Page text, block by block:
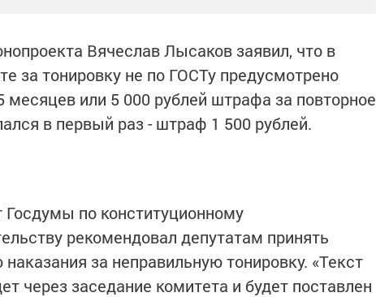
Вячеслав Лысаков заявил, что в
за тонировку не по ГОСТу предусмотрено
или 5 000 рублей штрафа за повторное
в первый раз - штраф 1 500 рублей.
по конституционному
рекомендовал депутатам принять
за неправильную тонировку. «Текст
через заседание комитета и будет поставлен